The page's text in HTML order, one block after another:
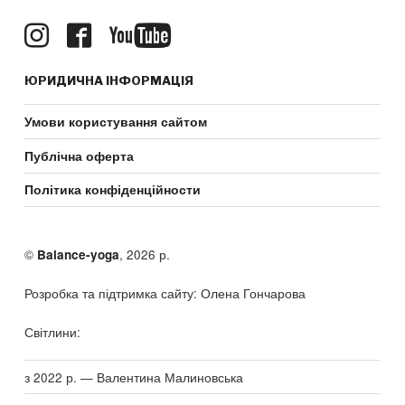
ЮРИДИЧНА ІНФОРМАЦІЯ
Умови користування сайтом
Публічна оферта
Політика конфіденційности
© Balance-yoga, 2026 р.
Розробка та підтримка сайту: Олена Гончарова
Світлини:
з 2022 р. — Валентина Малиновська